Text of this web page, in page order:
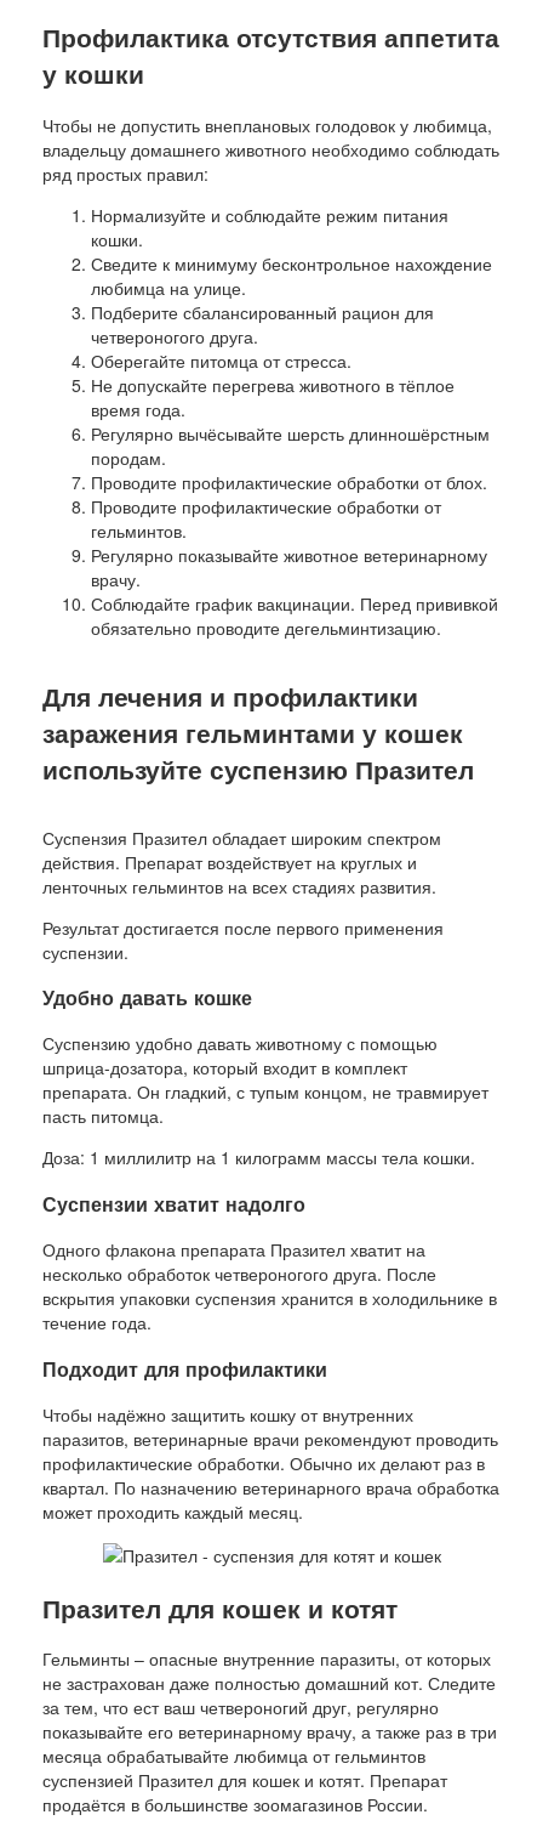
Профилактика отсутствия аппетита
у кошки
Чтобы не допустить внеплановых голодовок у любимца,
владельцу домашнего животного необходимо соблюдать
ряд простых правил:
Нормализуйте и соблюдайте режим питания
кошки.
Сведите к минимуму бесконтрольное нахождение
любимца на улице.
Подберите сбалансированный рацион для
четвероногого друга.
Оберегайте питомца от стресса.
Не допускайте перегрева животного в тёплое
время года.
Регулярно вычёсывайте шерсть длинношёрстным
породам.
Проводите профилактические обработки от блох.
Проводите профилактические обработки от
гельминтов.
Регулярно показывайте животное ветеринарному
врачу.
Соблюдайте график вакцинации. Перед прививкой
обязательно проводите дегельминтизацию.
Для лечения и профилактики
заражения гельминтами у кошек
используйте суспензию Празител
Суспензия Празител обладает широким спектром
действия. Препарат воздействует на круглых и
ленточных гельминтов на всех стадиях развития.
Результат достигается после первого применения
суспензии.
Удобно давать кошке
Суспензию удобно давать животному с помощью
шприца-дозатора, который входит в комплект
препарата. Он гладкий, с тупым концом, не травмирует
пасть питомца.
Доза: 1 миллилитр на 1 килограмм массы тела кошки.
Суспензии хватит надолго
Одного флакона препарата Празител хватит на
несколько обработок четвероногого друга. После
вскрытия упаковки суспензия хранится в холодильнике в
течение года.
Подходит для профилактики
Чтобы надёжно защитить кошку от внутренних
паразитов, ветеринарные врачи рекомендуют проводить
профилактические обработки. Обычно их делают раз в
квартал. По назначению ветеринарного врача обработка
может проходить каждый месяц.
Празител для кошек и котят
Гельминты – опасные внутренние паразиты, от которых
не застрахован даже полностью домашний кот. Следите
за тем, что ест ваш четвероногий друг, регулярно
показывайте его ветеринарному врачу, а также раз в три
месяца обрабатывайте любимца от гельминтов
суспензией Празител для кошек и котят. Препарат
продаётся в большинстве зоомагазинов России.